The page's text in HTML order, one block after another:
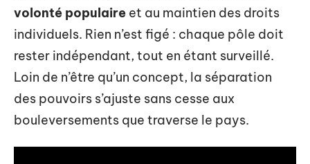
volonté populaire et au maintien des droits
individuels. Rien n’est figé : chaque pôle doit
rester indépendant, tout en étant surveillé.
Loin de n’être qu’un concept, la séparation
des pouvoirs s’ajuste sans cesse aux
bouleversements que traverse le pays.